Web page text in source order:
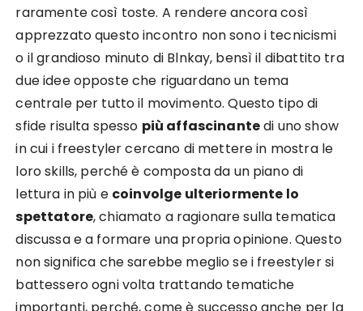
raramente così toste. A rendere ancora così
apprezzato questo incontro non sono i tecnicismi
o il grandioso minuto di Blnkay, bensì il dibattito tra
due idee opposte che riguardano un tema
centrale per tutto il movimento. Questo tipo di
sfide risulta spesso più affascinantedi uno show
in cui i freestyler cercano di mettere in mostra le
loro skills, perché è composta da un piano di
lettura in più e coinvolge ulteriormente lo
spettatore, chiamato a ragionare sulla tematica
discussa e a formare una propria opinione. Questo
non significa che sarebbe meglio se i freestyler si
battessero ogni volta trattando tematiche
importanti, perché, come è successo anche per la